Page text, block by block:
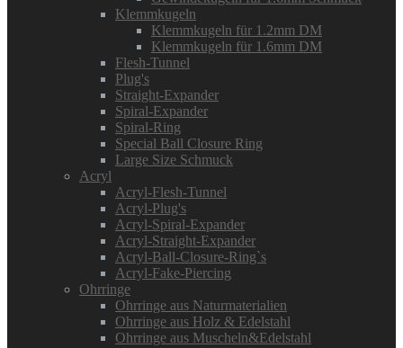
Klemmkugeln
Klemmkugeln für 1.2mm DM
Klemmkugeln für 1.6mm DM
Flesh-Tunnel
Plug's
Straight-Expander
Spiral-Expander
Spiral-Ring
Special Ball Closure Ring
Large Size Schmuck
Acryl
Acryl-Flesh-Tunnel
Acryl-Plug's
Acryl-Spiral-Expander
Acryl-Straight-Expander
Acryl-Ball-Closure-Ring`s
Acryl-Fake-Piercing
Ohrringe
Ohrringe aus Naturmaterialien
Ohrringe aus Holz & Edelstahl
Ohrringe aus Muscheln&Edelstahl